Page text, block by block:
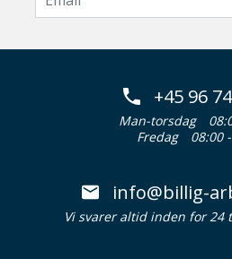
+45 96
Man-torsdag
Fredag
08:00
info@billig-
Vi svarer altid inden for 24